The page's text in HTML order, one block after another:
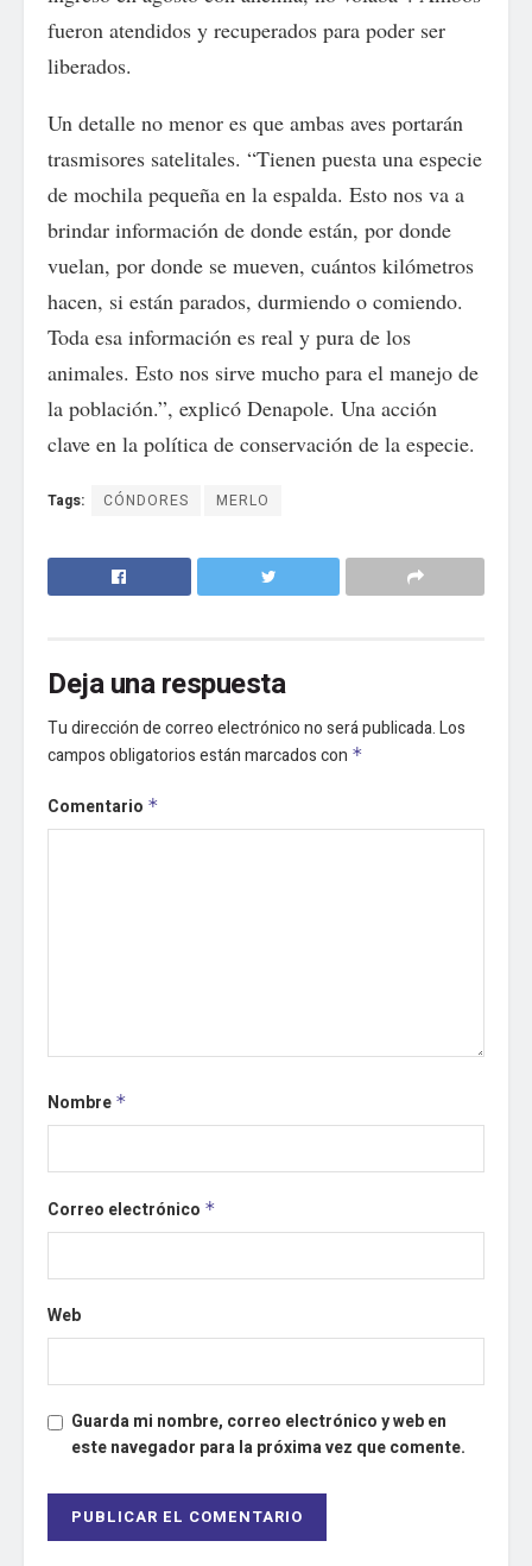
fueron atendidos y recuperados para poder ser
liberados.
Un detalle no menor es que ambas aves portarán
trasmisores satelitales. “Tienen puesta una especie
de mochila pequeña en la espalda. Esto nos va a
brindar información de donde están, por donde
vuelan, por donde se mueven, cuántos kilómetros
hacen, si están parados, durmiendo o comiendo.
Toda esa información es real y pura de los
animales. Esto nos sirve mucho para el manejo de
la población.”, explicó Denapole. Una acción
clave en la política de conservación de la especie.
Tags: CÓNDORES MERLO
Deja una respuesta
Tu dirección de correo electrónico no será publicada.Los
campos obligatorios están marcados con *
Comentario *
Nombre *
Correo electrónico *
Web
Guarda mi nombre, correo electrónico y web en
este navegador para la próxima vez que comente.